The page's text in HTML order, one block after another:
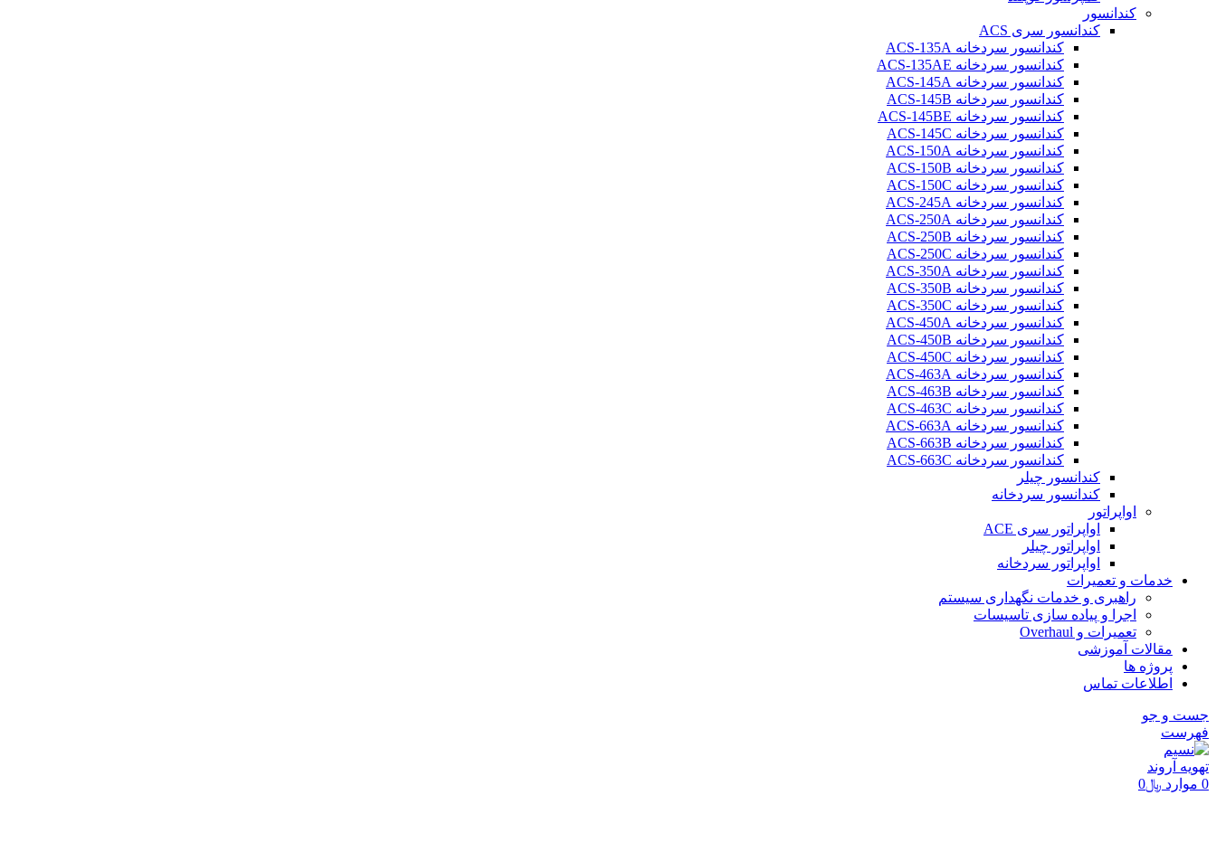
کندانسور
کندانسور سری ACS
کندانسور سردخانه ACS-135A
کندانسور سردخانه ACS-135AE
کندانسور سردخانه ACS-145A
کندانسور سردخانه ACS-145B
کندانسور سردخانه ACS-145BE
کندانسور سردخانه ACS-145C
کندانسور سردخانه ACS-150A
کندانسور سردخانه ACS-150B
کندانسور سردخانه ACS-150C
کندانسور سردخانه ACS-245A
کندانسور سردخانه ACS-250A
کندانسور سردخانه ACS-250B
کندانسور سردخانه ACS-250C
کندانسور سردخانه ACS-350A
کندانسور سردخانه ACS-350B
کندانسور سردخانه ACS-350C
کندانسور سردخانه ACS-450A
کندانسور سردخانه ACS-450B
کندانسور سردخانه ACS-450C
کندانسور سردخانه ACS-463A
کندانسور سردخانه ACS-463B
کندانسور سردخانه ACS-463C
کندانسور سردخانه ACS-663A
کندانسور سردخانه ACS-663B
کندانسور سردخانه ACS-663C
کندانسور چیلر
کندانسور سردخانه
اواپراتور
اواپراتور سری ACE
اواپراتور چیلر
اواپراتور سردخانه
خدمات و تعمیرات
راهبری و خدمات نگهداری سیستم
اجرا و پیاده سازی تاسیسات
تعمیرات و Overhaul
مقالات آموزشی
پروژه ها
اطلاعات تماس
جست و جو
فهرست
0 موارد ﷼0